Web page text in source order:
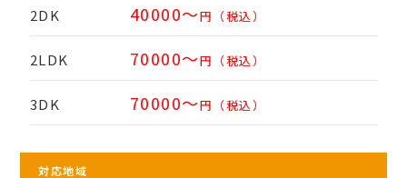
2DK 40000〜円（税込）
2LDK 70000〜円（税込）
3DK 70000〜円（税込）
対応地域